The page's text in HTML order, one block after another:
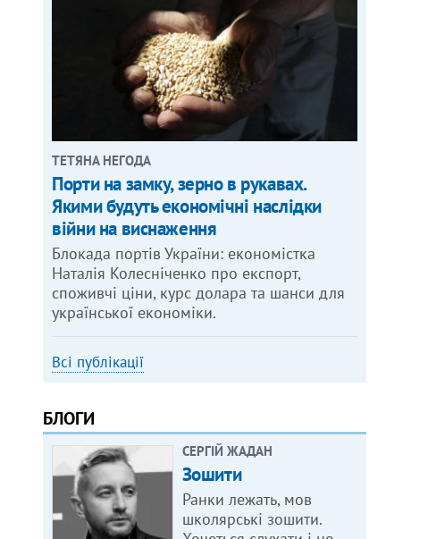
ТЕТЯНА НЕГОДА
Порти на замку, зерно в рукавах.
Якими будуть економічні наслідки
війни на виснаження
Блокада портів України: економістка
Наталія Колесніченко про експорт,
споживчі ціни, курс долара та шанси для
української економіки.
Всі публікації
БЛОГИ
СЕРГІЙ ЖАДАН
Зошити
Ранки лежать, мов
школярські зошити.